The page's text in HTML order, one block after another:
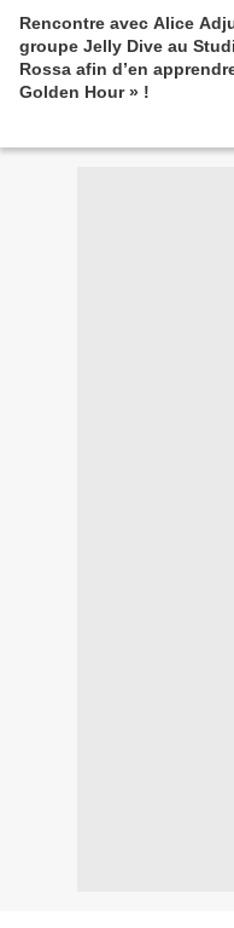
Rencontre avec Alice
groupe Jelly Dive au
Rossa afin d’en
Golden Hour » !